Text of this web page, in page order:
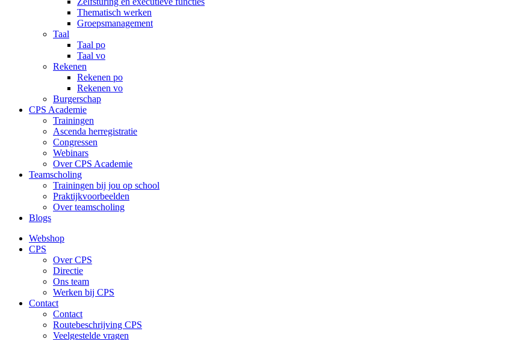
Thematisch werken
Groepsmanagement
Taal
Taal po
Taal vo
Rekenen
Rekenen po
Rekenen vo
Burgerschap
CPS Academie
Trainingen
Ascenda herregistratie
Congressen
Webinars
Over CPS Academie
Teamscholing
Trainingen bij jou op school
Praktijkvoorbeelden
Over teamscholing
Blogs
Webshop
CPS
Over CPS
Directie
Ons team
Werken bij CPS
Contact
Contact
Routebeschrijving CPS
Veelgestelde vragen